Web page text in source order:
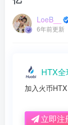
LoeB__
6年前更新
HTX
加入火币
立即注